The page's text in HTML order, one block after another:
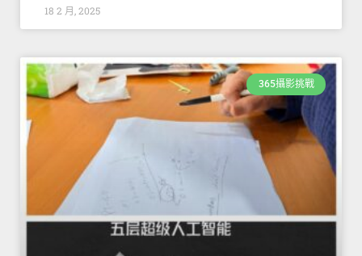
18 2 月, 2025
365攝影挑戰